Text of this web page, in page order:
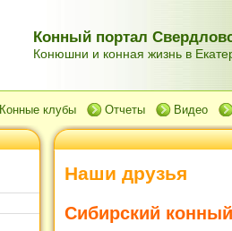
Конный портал
Конюшни и конная жизнь в
Конные клубы Отчеты Видео
Наши друзья
Сибирский